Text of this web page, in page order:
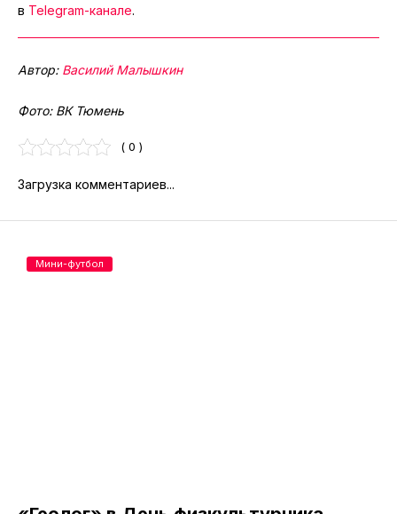
в Telegram-канале.
Автор: Василий Малышкин
Фото: ВК Тюмень
( 0 )
Загрузка комментариев...
Мини-футбол